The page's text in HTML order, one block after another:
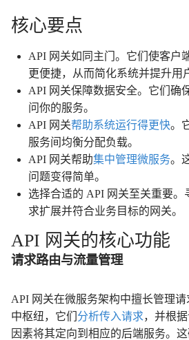
核心要点
API 网关如同主门。它们使客户
更便捷，从而简化系统并提升用
API 网关保障数据安全。它们确
问你的服务。
API 网关帮助系统运行得更快。
服务间均衡分配负载。
API 网关帮助集中管理微服务。
问题变得简单。
选择合适的 API 网关至关重要。
求扩展并符合业务目标的网关。
API 网关的核心功能
请求路由与流量管理
API 网关在微服务架构中擅长管理
中枢纽，它们 分析传入请求，并根
因素将其定向到相应的后端服务。